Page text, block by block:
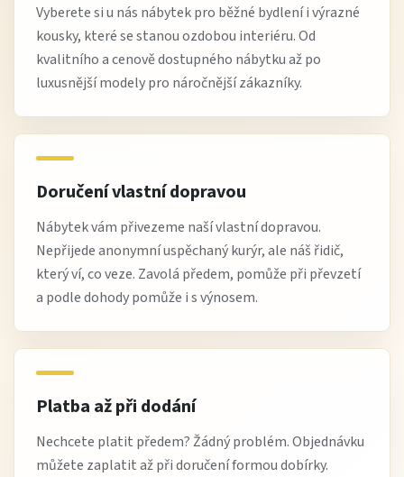
Vyberete si u nás nábytek pro běžné bydlení i výrazné
kousky, které se stanou ozdobou interiéru. Od
kvalitního a cenově dostupného nábytku až po
luxusnější modely pro náročnější zákazníky.
Doručení vlastní dopravou
Nábytek vám přivezeme naší vlastní dopravou.
Nepřijede anonymní uspěchaný kurýr, ale náš řidič,
který ví, co veze. Zavolá předem, pomůže při převzetí
a podle dohody pomůže i s výnosem.
Platba až při dodání
Nechcete platit předem? Žádný problém. Objednávku
můžete zaplatit až při doručení formou dobírky.